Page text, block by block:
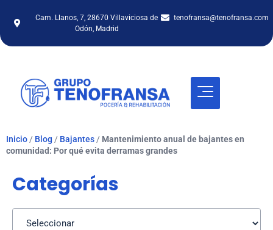
Cam. Llanos, 7, 28670 Villaviciosa de
Odón, Madrid
tenofransa@tenofransa.com
Inicio / Blog / Bajantes / Mantenimiento anual de bajantes en
comunidad: Por qué evita derramas grandes
Categorías